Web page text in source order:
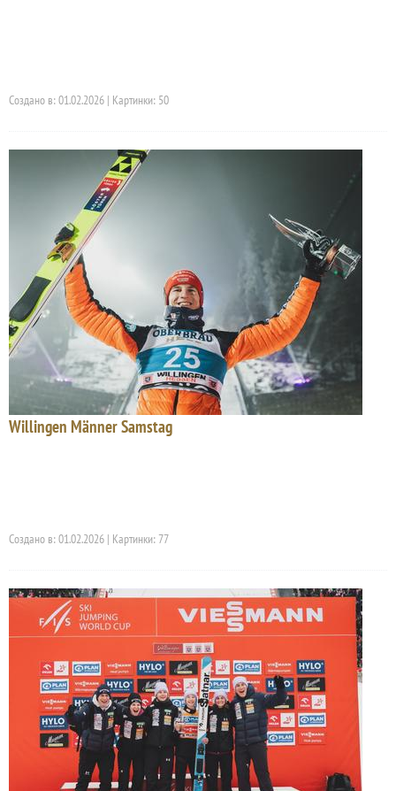
Создано в: 01.02.2026 | Картинки: 50
Willingen Männer Samstag
Создано в: 01.02.2026 | Картинки: 77